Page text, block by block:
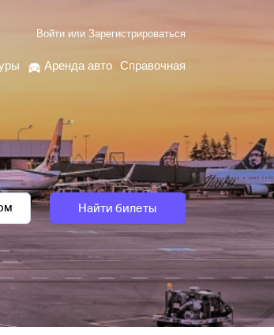
Войти или Зарегистрироваться
Аренда авто Справочная
Найти билеты